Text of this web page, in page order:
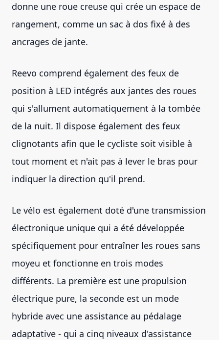
donne une roue creuse qui crée un espace de
rangement, comme un sac à dos fixé à des
ancrages de jante.
Reevo comprend également des feux de
position à LED intégrés aux jantes des roues
qui s'allument automatiquement à la tombée
de la nuit. Il dispose également des feux
clignotants afin que le cycliste soit visible à
tout moment et n'ait pas à lever le bras pour
indiquer la direction qu'il prend.
Le vélo est également doté d'une transmission
électronique unique qui a été développée
spécifiquement pour entraîner les roues sans
moyeu et fonctionne en trois modes
différents. La première est une propulsion
électrique pure, la seconde est un mode
hybride avec une assistance au pédalage
adaptative - qui a cinq niveaux d'assistance